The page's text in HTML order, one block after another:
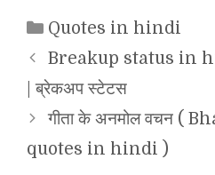
Categories
Quotes in hindi
Breakup status in
| ब्रेकअप स्टेटस
गीता के अनमोल वचन (
quotes in hindi )